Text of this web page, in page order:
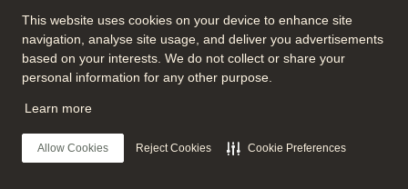
This website uses cookies on your device to enhance site
navigation, analyse site usage, and deliver you advertisements
based on your interests. We do not collect or share your
personal information for any other purpose.
Learn more
Allow Cookies Reject Cookies Cookie Preferences
Únase a la conversación
Siga todos los canales sociales oficiales de Everpure
© 2026 Everpure, Inc. Todos los derechos reservados.
Privacidad
Términos del sitio web Legal
Centro de confianza